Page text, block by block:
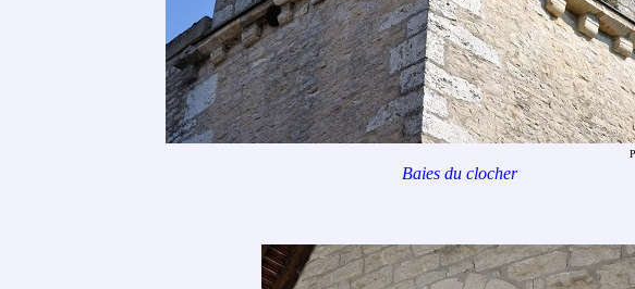
Baies du clocher